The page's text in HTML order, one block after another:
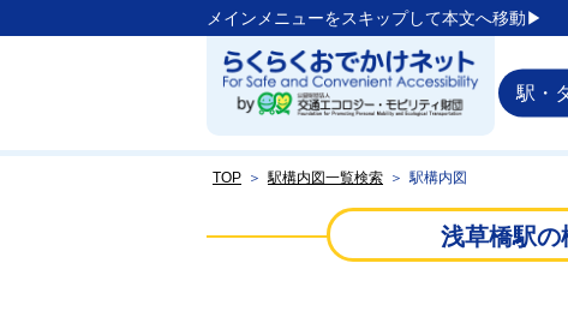
メインメニューをスキップして本文へ移動▶︎
駅・
TOP ＞ 駅構内図一覧検索 ＞ 駅構内図
浅草橋駅の